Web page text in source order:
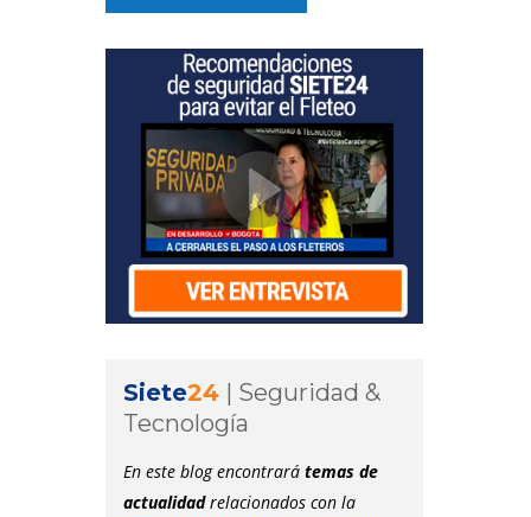
Siete24 | Seguridad &
Tecnología
En este blog encontrará temas de
actualidadrelacionados con la